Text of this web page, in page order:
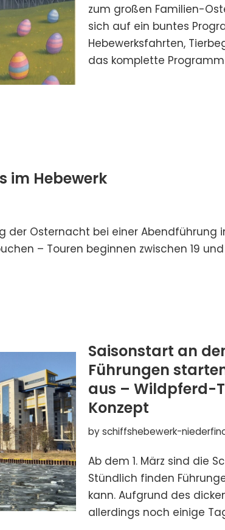
zum großen Familien-
sich auf ein buntes
Hebewerksfahrten,
das komplette
im Hebewerk
der Osternacht bei einer Abendführung
– Touren beginnen zwischen 19 und
Saisonstart an
Führungen
aus – Wildpferd-
Konzept
byschiffshebewerk-
Ab dem 1. März sind die
Stündlich finden
kann. Aufgrund des
allerdings noch einige